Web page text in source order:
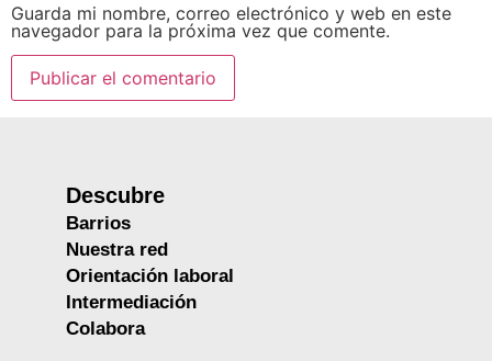
Guarda mi nombre, correo electrónico y web en este
navegador para la próxima vez que comente.
Descubre
Barrios
Nuestra red
Orientación laboral
Intermediación
Colabora